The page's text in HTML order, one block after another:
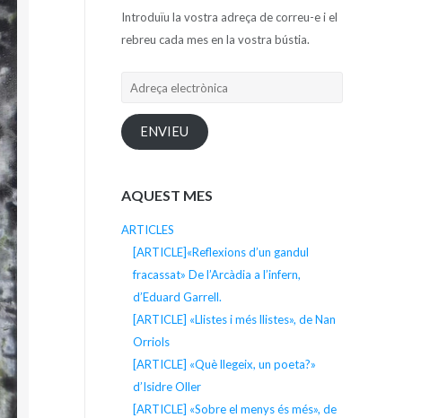
Introduïu la vostra adreça de correu-e i el
rebreu cada mes en la vostra bústia.
Adreça
ENVIEU
AQUEST MES
ARTICLES
[ARTICLE]«Reflexions d’un gandul
fracassat» De l’Arcàdia a l’infern,
d’Eduard Garrell.
[ARTICLE] «Llistes i més llistes», de Nan
Orriols
[ARTICLE] «Què llegeix, un poeta?»
d’Isidre Oller
[ARTICLE] «Sobre el menys és més», de